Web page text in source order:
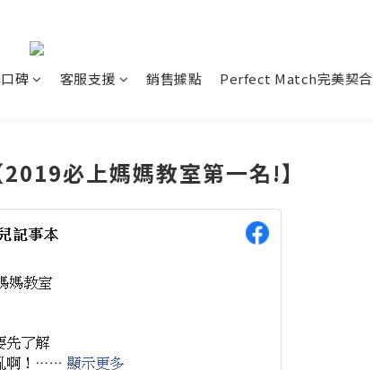
碑 客服支援 銷售據點 Perfect Match完美契合
必上媽媽教室第一名!】